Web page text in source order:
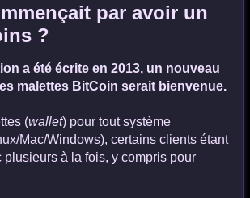
par avoir un
?
a été écrite en 2013, un nouveau
malettes BitCoin serait bienvenue.
(wallet) pour tout système
Mac/Windows), certains clients étant
à la fois, y compris pour